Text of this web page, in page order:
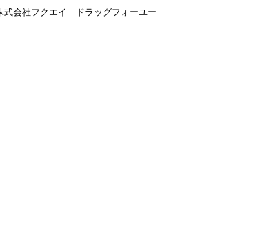
社フクエイ ドラッグフォーユー